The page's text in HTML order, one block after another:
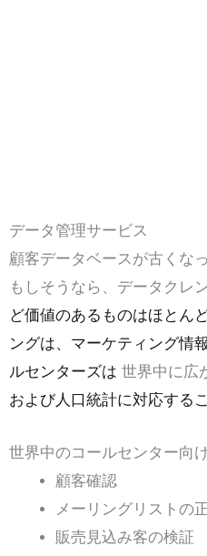
データ管理サービス
顧客データベースが古くな
もしそうなら、データクレ
ど価値のあるものはほとん
ングは、マーケティング情
ルセンターズは 世界中に広
および人口統計に対応する
世界中のコールセンター向
顧客確認
メーリングリストの
販売見込み客の検証